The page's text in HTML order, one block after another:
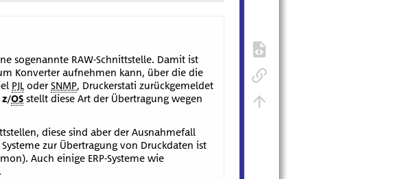
sogenannte RAW-Schnittstelle. Damit ist
Konverter aufnehmen kann, über die die
PJL oder SNMP, Druckerstati zurückgemeldet
z/OS stellt diese Art der Übertragung wegen
diese sind aber der Ausnahmefall
zur Übertragung von Druckdaten ist
Auch einige ERP-Systeme wie